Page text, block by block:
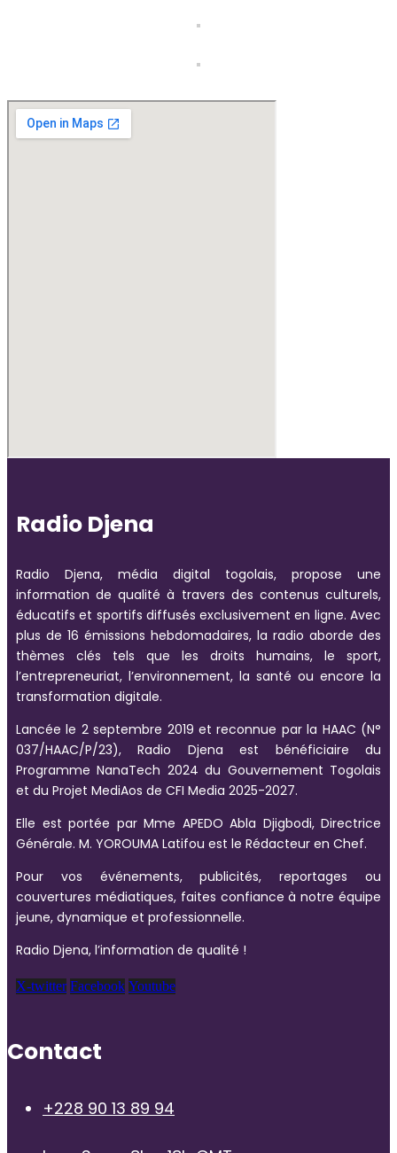
Radio Djena
Radio Djena, média digital togolais, propose une
information de qualité à travers des contenus culturels,
éducatifs et sportifs diffusés exclusivement en ligne. Avec
plus de 16 émissions hebdomadaires, la radio aborde des
thèmes clés tels que les droits humains, le sport,
l’entrepreneuriat, l’environnement, la santé ou encore la
transformation digitale.
Lancée le 2 septembre 2019 et reconnue par la HAAC (N°
037/HAAC/P/23), Radio Djena est bénéficiaire du
Programme NanaTech 2024 du Gouvernement Togolais
et du Projet MediAos de CFI Media 2025-2027.
Elle est portée par Mme APEDO Abla Djigbodi, Directrice
Générale. M. YOROUMA Latifou est le Rédacteur en Chef.
Pour vos événements, publicités, reportages ou
couvertures médiatiques, faites confiance à notre équipe
jeune, dynamique et professionnelle.
Radio Djena, l’information de qualité !
X-twitter Facebook Youtube
Contact
+228 90 13 89 94